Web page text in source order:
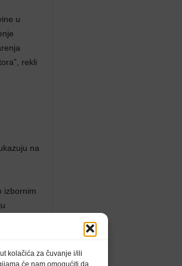
kolačića za čuvanje i/ili
će nam omogućiti da
u
rekli
na
izbornim